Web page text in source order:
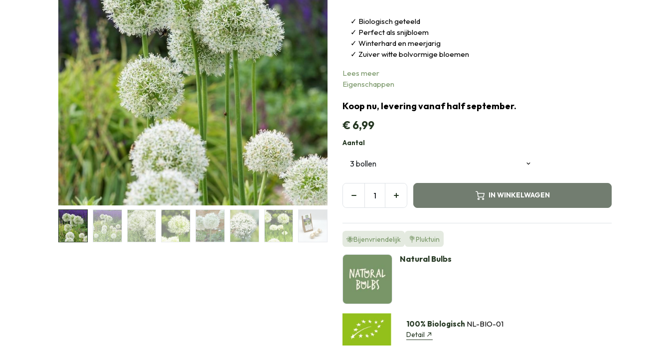
Biologisch geteeld
Perfect als snijbloem
Winterhard en meerjarig
Zuiver witte bolvormige bloemen
Lees meer
Eigenschappen
Koop nu, levering vanaf half september.
€6,99
Aantal
IN WINKELWAGEN
🐝Bijenvriendelijk 💐Pluktuin
Natural Bulbs
100% Biologisch NL-BIO-01
Detail